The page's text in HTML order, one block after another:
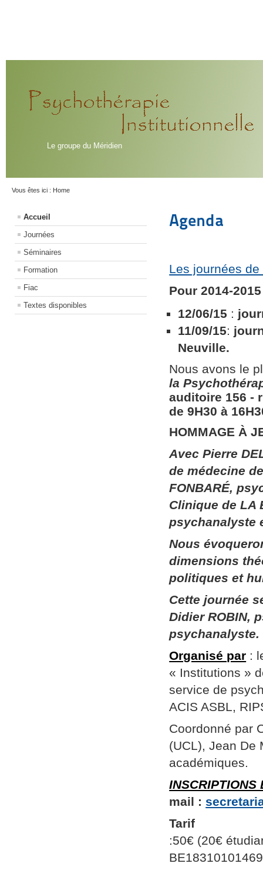
Le groupe du Méridien
Vous êtes ici : Home
Accueil
Journées
Séminaires
Formation
Fiac
Textes disponibles
Agenda
Les journées
Pour 2014-
12/06/15 :
11/09/15:
Neuville.
Nous avons le
la
auditoire 156​ ​-
de 9H30 à
HOMMAGE À
Avec Pierre
de médecine
FONBARÉ,
Clinique de LA
psychanalyste
Nous
dimensions
politiques et
Cette journée
Didier ROBIN,
psychanalyste.
Organisé par :
« Institutions »
service de
ACIS ASBL,
Coordonné par
(UCL), Jean De
académiques.
INSCRIPTIONS
mail :
Tarif
:50€ (20€